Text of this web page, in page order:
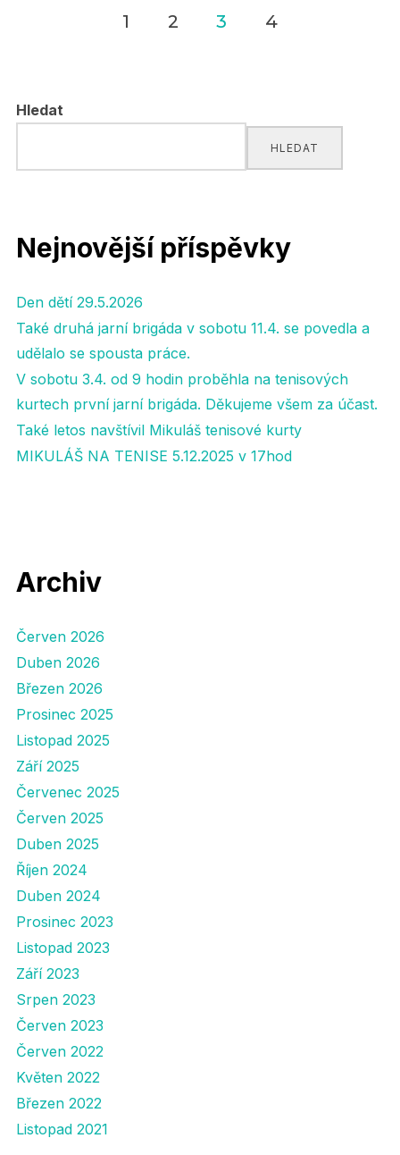
příspěvky
1 2 3 4
Hledat
HLEDAT
Nejnovější příspěvky
Den dětí 29.5.2026
Také druhá jarní brigáda v sobotu 11.4. se povedla a
udělalo se spousta práce.
V sobotu 3.4. od 9 hodin proběhla na tenisových
kurtech první jarní brigáda. Děkujeme všem za účast.
Také letos navštívil Mikuláš tenisové kurty
MIKULÁŠ NA TENISE 5.12.2025 v 17hod
Archiv
Červen 2026
Duben 2026
Březen 2026
Prosinec 2025
Listopad 2025
Září 2025
Červenec 2025
Červen 2025
Duben 2025
Říjen 2024
Duben 2024
Prosinec 2023
Listopad 2023
Září 2023
Srpen 2023
Červen 2023
Červen 2022
Květen 2022
Březen 2022
Listopad 2021